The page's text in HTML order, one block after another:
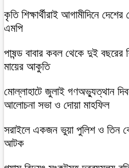
কৃতি শিক্ষার্থীরাই আগামীদিনে
এমপি
পাষন্ড বাবার কবল থেকে দুই বছরের
মায়ের আকুতি
মোল্লাহাটে জুলাই গণঅভ্যুত্থান
আলোচনা সভা ও দোয়া মাহফিল
সরাইলে একজন ভুয়া পুলিশ ও তিন
আটক